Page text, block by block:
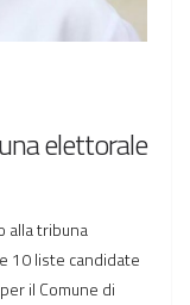
elettorale
alla tribuna
10 liste candidate
il Comune di